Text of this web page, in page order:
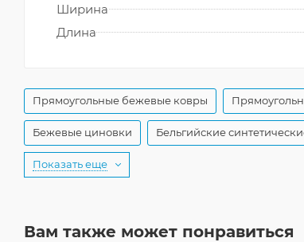
Ширина
Длина
Прямоугольные бежевые ковры
Бежевые циновки Бельгийские
Показать еще
Вам также может понравиться